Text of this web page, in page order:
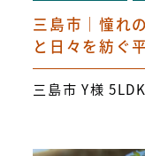
三島市｜憧れ
と日々を紡ぐ
三島市 Y様